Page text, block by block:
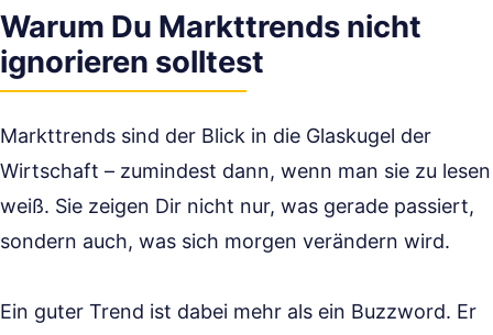
Warum Du Markttrends nicht
ignorieren solltest
Markttrends sind der Blick in die Glaskugel der
Wirtschaft – zumindest dann, wenn man sie zu lesen
weiß. Sie zeigen Dir nicht nur, was gerade passiert,
sondern auch, was sich morgen verändern wird.
Ein guter Trend ist dabei mehr als ein Buzzword. Er